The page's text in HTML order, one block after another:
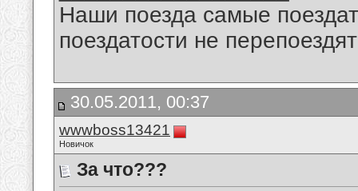
Наши поезда самые
поездатости не
30.05.2011, 00:37
wwwboss13421
Новичок
За что???